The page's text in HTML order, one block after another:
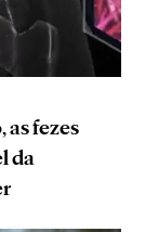
fezes
da